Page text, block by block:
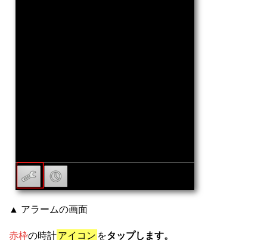
▲ アラームの画面
赤枠の時計アイコン をタップします。